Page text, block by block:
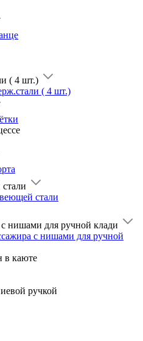
( 4 шт.)
нишами для ручной клади
в каюте
ручкой